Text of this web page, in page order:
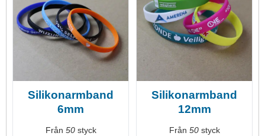
Silikonarmband
6mm
Från 50styck
Silikonarmband
12mm
Från 50styck